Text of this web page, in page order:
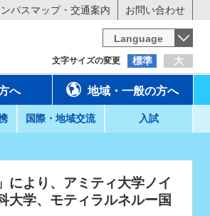
パスマップ・交通案内 お問い合わせ
文字サイズの変更 標準 大
Language
へ 地域・一般の方へ
国際・地域交流 入試
により、アミティ大学ノイ
大学、モティラルネルー国